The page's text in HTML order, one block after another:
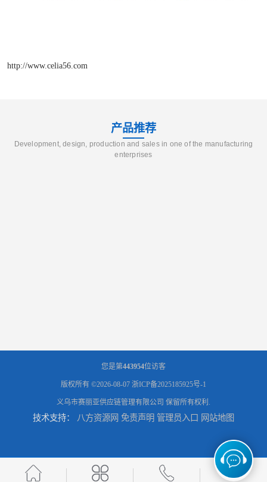
http://www.celia56.com
产品推荐
Development, design, production and sales in one of the manufacturing
enterprises
您是第443954位访客
版权所有 ©2026-08-07 浙ICP备2025185925号-1
义乌市赛丽亚供应链管理有限公司 保留所有权利.
技术支持： 八方资源网 免责声明 管理员入口 网站地图